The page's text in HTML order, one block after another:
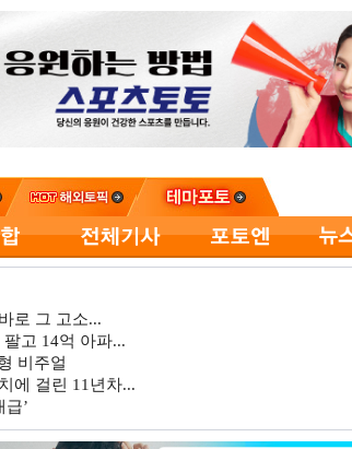
로 그 고소...
고 14억 아파...
비주얼
에 걸린 11년차...
’